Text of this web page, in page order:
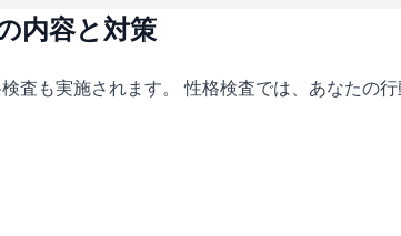
内容と対策
査も実施されます。 性格検査では、あなたの